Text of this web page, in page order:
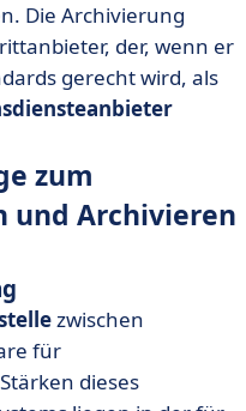
Die Archivierung
der, wenn er
gerecht wird, als
zum
und Archivieren
zwischen
für
dieses